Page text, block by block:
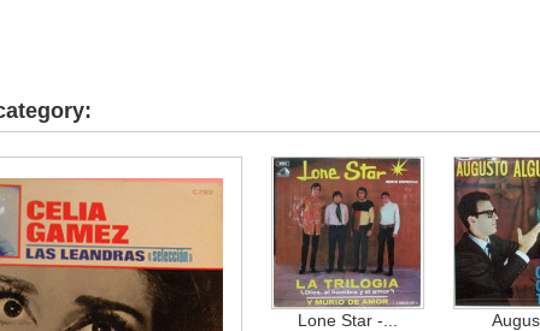
Lone Star -...